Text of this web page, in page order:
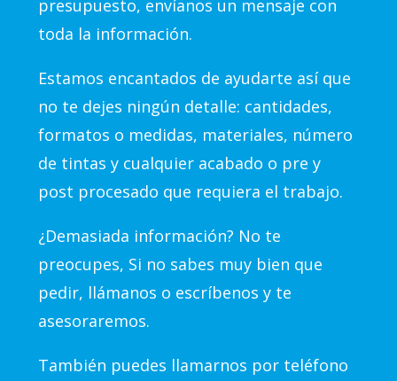
presupuesto, envíanos un mensaje con
toda la información.
Estamos encantados de ayudarte así que
no te dejes ningún detalle: cantidades,
formatos o medidas, materiales, número
de tintas y cualquier acabado o pre y
post procesado que requiera el trabajo.
¿Demasiada información? No te
preocupes, Si no sabes muy bien que
pedir, llámanos o escríbenos y te
asesoraremos.
También puedes llamarnos por teléfono